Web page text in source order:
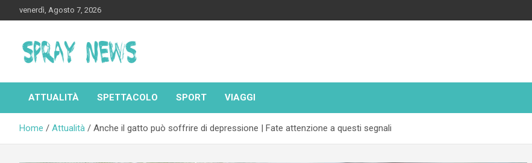
to
venerdì, Agosto 7, 2026
Spraynews.it
ATTUALITÀ SPETTACOLO SPORT VIAGGI
Home Attualità Anche il gatto può soffrire di depressione | Fate attenzione a questi segnali